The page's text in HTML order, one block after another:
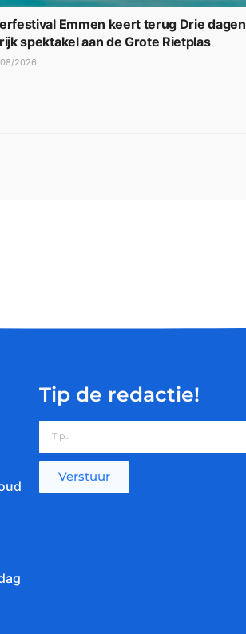
Emmen keert terug Drie dagen
spektakel aan de Grote Rietplas
2026
Tip de redactie!
Verstuur